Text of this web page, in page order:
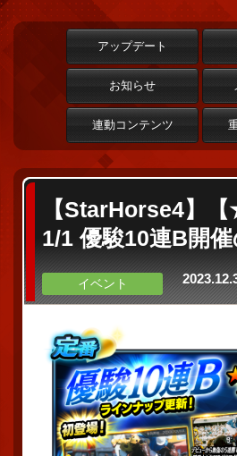
アップデート
お知らせ
連動コンテンツ
【StarHorse4】
1/1 優駿10連B開
イベント